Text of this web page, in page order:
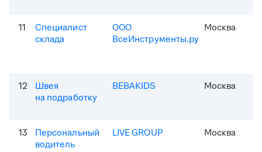
11
Специалист
склада
ООО
ВсеИнструменты.ру
Москва
12
Швея
на подработку
BEBAKIDS Москва
13
Персональный
водитель
LIVE GROUP Москва